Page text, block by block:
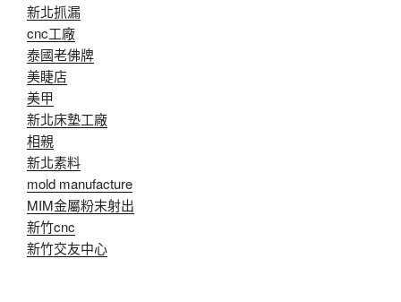
新北抓漏
cnc工廠
泰國老佛牌
美睫店
美甲
新北床墊工廠
相親
新北素料
mold manufacture
MIM金屬粉末射出
新竹cnc
新竹交友中心